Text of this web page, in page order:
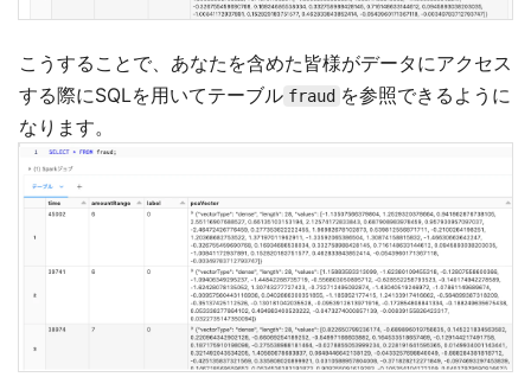
こうすることで、あなたを含めた皆様がデータにアクセス
する際にSQLを用いてテーブル fraud を参照できるように
なります。